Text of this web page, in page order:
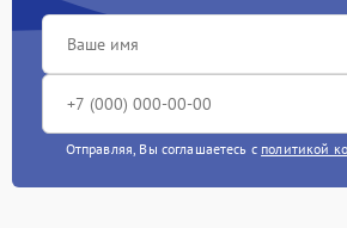
Отправляя, Вы соглашаетесь с политикой